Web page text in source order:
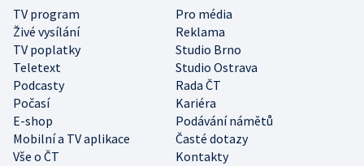
TV program
Pro média
Živé vysílání
Reklama
TV poplatky
Studio Brno
Teletext
Studio Ostrava
Podcasty
Rada ČT
Počasí
Kariéra
E-shop
Podávání námětů
Mobilní a TV aplikace
Časté dotazy
Vše o ČT
Kontakty